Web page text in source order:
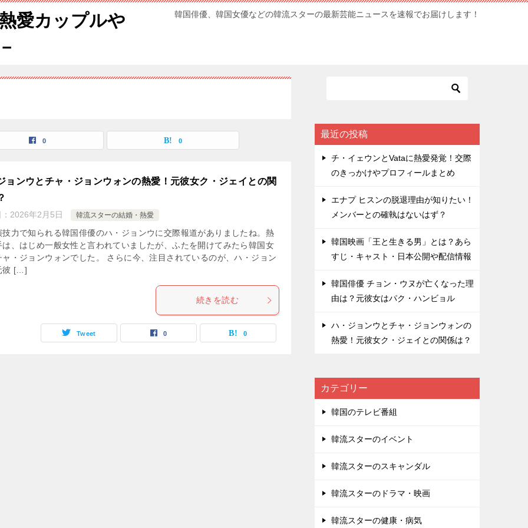
愛カップルや
韓国俳優、韓国女優などの韓流スターの最新芸能ニュースを速報でお届けします！
0 0
ョンウとチャ・ジョンウォンの熱愛！元彼女ク・ジェイとの関
2026年2月5日 韓流スターの結婚・熱愛
技力で知られる韓国俳優のハ・ジョンウに交際報道がありましたね。熱
は、はじめ一般女性と言われていましたが、ふたを開けてみたら韓国女
ャ・ジョンウォンでした。 さらに今、注目されているのが、ハ・ジョン
彼 […]
続きを読む
Tweet 0 0
最近の投稿
チ・イェウンとVataに熱愛発覚！交際
のきっかけやプロフィールまとめ
エナプ ヒスンの脱退理由が知りたい！
メンバーとの確執はないはず？
韓国映画「王と生きる男」とは？あら
すじ・キャスト・日本公開や配信情報
韓国俳優 チョン・ウヌが亡くなった理
由は？元彼女はパク・ハンビョル
ハ・ジョンウとチャ・ジョンウォンの
熱愛！元彼女ク・ジェイとの関係は？
カテゴリー
韓国のテレビ番組
韓流スターのイベント
韓流スターのスキャンダル
韓流スターのドラマ・映画
韓流スターの健康・病気